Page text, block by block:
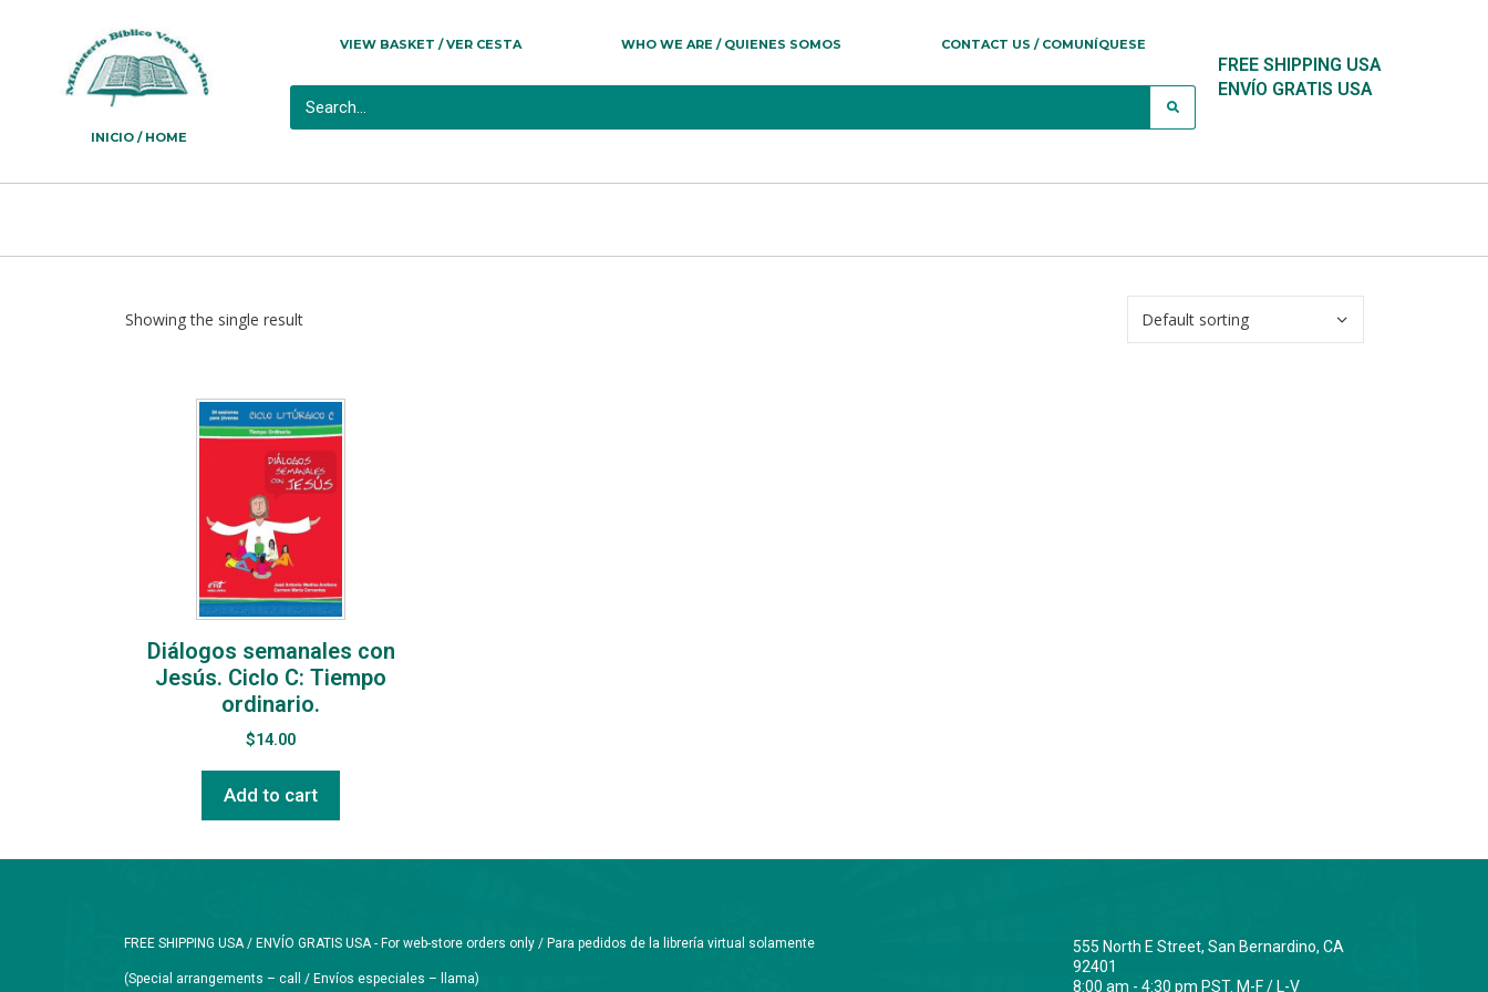
INICIO / HOME
VIEW BASKET / VER CESTA WHO WE ARE / QUIENES SOMOS CONTACT US / COMUNÍQUESE
FREE SHIPPING USA
ENVÍO GRATIS USA
Showing the single result
Diálogos semanales con
Jesús. Ciclo C: Tiempo
ordinario.
$14.00
Add to cart
FREE SHIPPING USA / ENVÍO GRATIS USA - For web-store orders only / Para pedidos de la librería virtual solamente
(Special arrangements – call / Envíos especiales – llama)
555 North E Street, San Bernardino, CA
92401
8:00 am - 4:30 pm PST. M-F / L-V